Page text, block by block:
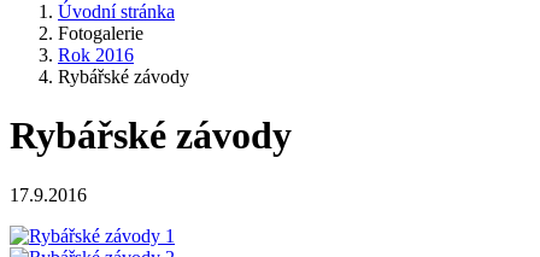
Úvodní stránka
Fotogalerie
Rok 2016
Rybářské závody
Rybářské závody
17.9.2016